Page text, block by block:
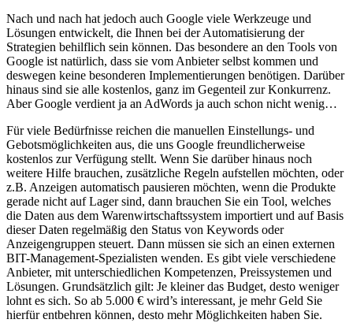
Nach und nach hat jedoch auch Google viele Werkzeuge und
Lösungen entwickelt, die Ihnen bei der Automatisierung der
Strategien behilflich sein können. Das besondere an den Tools von
Google ist natürlich, dass sie vom Anbieter selbst kommen und
deswegen keine besonderen Implementierungen benötigen. Darüber
hinaus sind sie alle kostenlos, ganz im Gegenteil zur Konkurrenz.
Aber Google verdient ja an AdWords ja auch schon nicht wenig…
Für viele Bedürfnisse reichen die manuellen Einstellungs- und
Gebotsmöglichkeiten aus, die uns Google freundlicherweise
kostenlos zur Verfügung stellt. Wenn Sie darüber hinaus noch
weitere Hilfe brauchen, zusätzliche Regeln aufstellen möchten, oder
z.B. Anzeigen automatisch pausieren möchten, wenn die Produkte
gerade nicht auf Lager sind, dann brauchen Sie ein Tool, welches
die Daten aus dem Warenwirtschaftssystem importiert und auf Basis
dieser Daten regelmäßig den Status von Keywords oder
Anzeigengruppen steuert. Dann müssen sie sich an einen externen
BIT-Management-Spezialisten wenden. Es gibt viele verschiedene
Anbieter, mit unterschiedlichen Kompetenzen, Preissystemen und
Lösungen. Grundsätzlich gilt: Je kleiner das Budget, desto weniger
lohnt es sich. So ab 5.000 € wird’s interessant, je mehr Geld Sie
hierfür entbehren können, desto mehr Möglichkeiten haben Sie.